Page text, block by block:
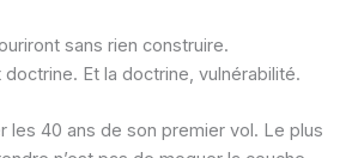
sans rien construire.
Et la doctrine, vulnérabilité.
les 40 ans de son premier vol. Le plus